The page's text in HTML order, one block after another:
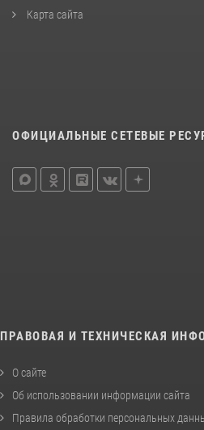
Карта сайта
ОФИЦИАЛЬНЫЕ СЕТЕВЫЕ
ПРАВОВАЯ И ТЕХНИЧЕСКАЯ
О сайте
Об использовании информации сайта
Правила обработки персональных